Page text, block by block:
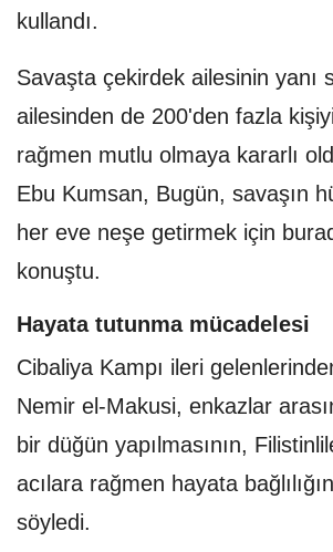
kullandı.
Savaşta çekirdek ailesinin yanı
ailesinden de 200'den fazla
rağmen mutlu olmaya kararlı
Ebu Kumsan, Bugün, savaşın
her eve neşe getirmek için
konuştu.
Hayata tutunma mücadelesi
Cibaliya Kampı ileri
Nemir el-Makusi, enkazlar
bir düğün yapılmasının,
acılara rağmen hayata
söyledi.